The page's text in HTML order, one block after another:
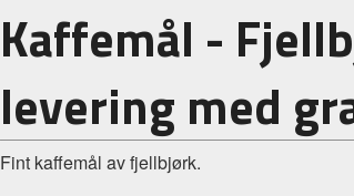
Kaffemål -
levering med
Fint kaffemål av fjellbjørk.